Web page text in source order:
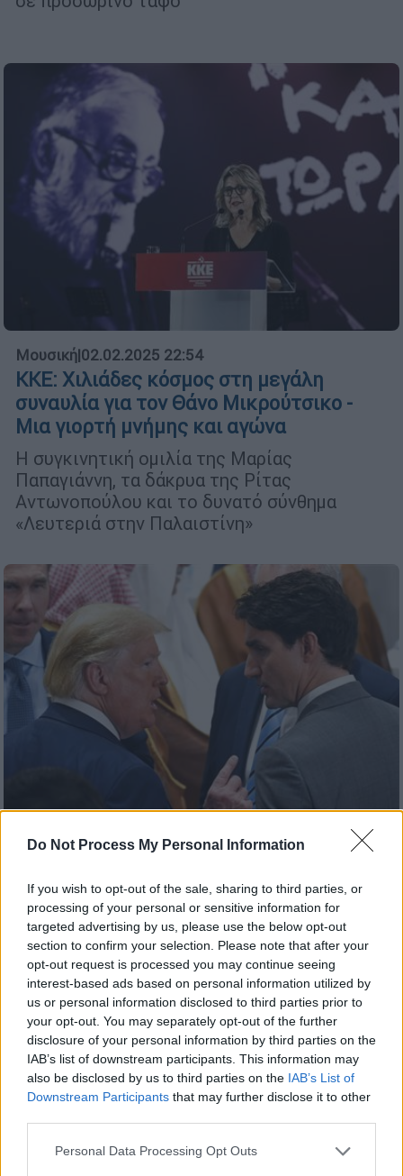
Do Not Process My Personal Information
If you wish to opt-out of the sale, sharing to third parties, or
processing of your personal or sensitive information for
targeted advertising by us, please use the below opt-out
section to confirm your selection. Please note that after your
opt-out request is processed you may continue seeing
interest-based ads based on personal information utilized by
us or personal information disclosed to third parties prior to
your opt-out. You may separately opt-out of the further
disclosure of your personal information by third parties on the
IAB’s list of downstream participants. This information may
also be disclosed by us to third parties on the IAB’s List of
Downstream Participants that may further disclose it to other
Please note that this website/app uses one or more Google
Personal Data Processing Opt Outs
Μουσική|02.02.2025 22:54
ΚΚΕ: Χιλιάδες κόσμος στη μεγάλη
συναυλία για τον Θάνο Μικρούτσικο -
Μια γιορτή μνήμης και αγώνα
Η συγκινητική ομιλία της Μαρίας
Παπαγιάννη, τα δάκρυα της Ρίτας
Αντωνοπούλου και το δυνατό σύνθημα
«Λευτεριά στην Παλαιστίνη»
Κόσμος|02.02.2025 22:40
Φόρους σε σοκολάτες, τυριά, φρούτα
από τις ΗΠΑ επιβάλει ο Καναδάς -
«Τώρα είναι η ώρα να επιλέξετε τον
Καναδά» είπε ο πρωθυπουργός της
χώρας Τζάστιν Τριντό
Ο Τριντό σε διάγγελμα του κάλεσε τους
πολίτες του Καναδά να επιλέγουν προϊόντα
της χώρας τους - Απάντηση στους δασμούς
Τραμπ